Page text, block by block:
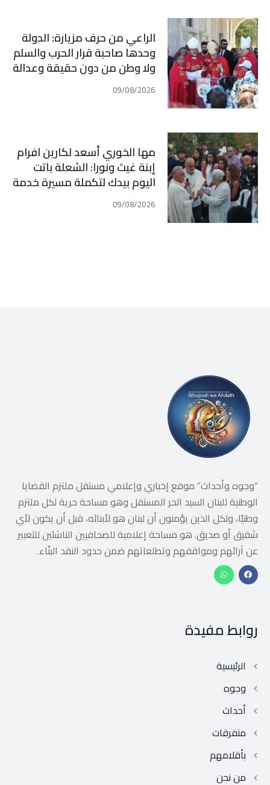
الراعي من حرف مزيارة: الدولة
وحدها صاحبة قرار الحرب والسلم
ولا وطن من دون حقيقة وعدالة
ومحاسبة
09/08/2026
مها الخوري أسعد لكارين افرام
إبنة غيث ونورا: الشعلة باتت
اليوم بيدك لتكملة مسيرة خدمة
الوطن وأهلنا في قرطبا وبلاد
جبيل
09/08/2026
“وجوه وأحداث” موقع إخباري وإعلامي مستقل ملتزم القضايا
الوطنية للبنان السيد الحر المستقل وهو مساحة حرية لكل ملتزم
وطنيًا، ولكل الذين يؤمنون أن لبنان هو لأبنائه، قبل أن يكون لأي
شقيق أو صديق. هو مساحة إعلامية للصحافيين الناشئين للتعبير
عن آرائهم ومواقفهم وتطلعاتهم ضمن حدود النقد البنّاء.
روابط مفيدة
الرئيسية
وجوه
أحداث
متفرقات
بأقلامهم
من نحن